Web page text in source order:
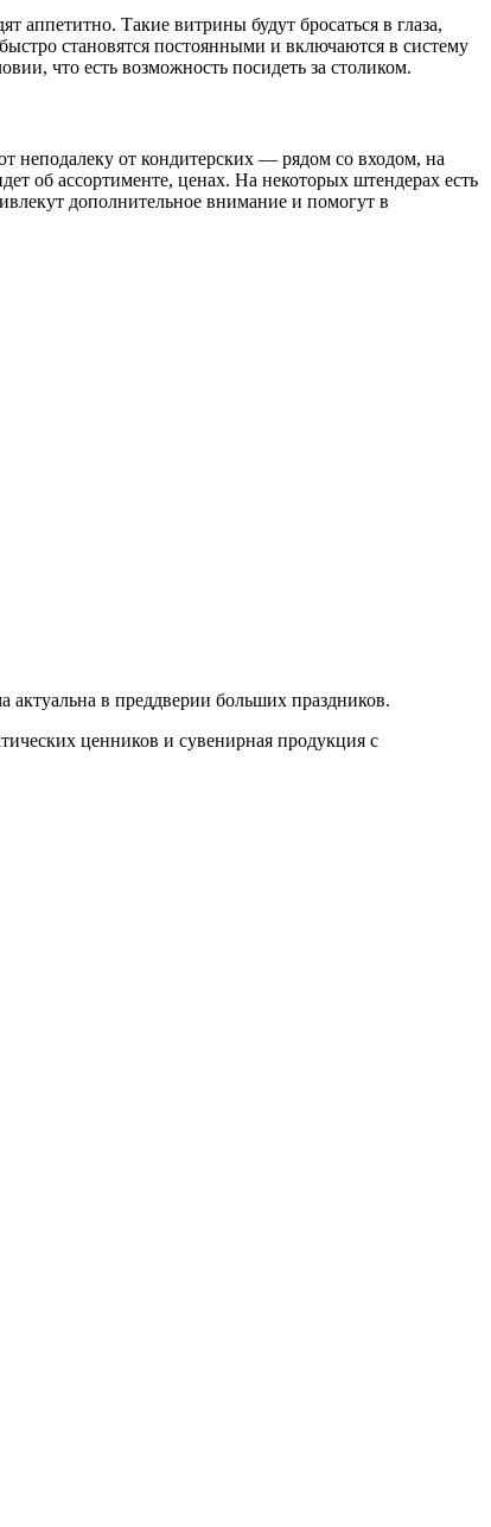
Такие витрины будут бросаться в глаза,
становятся постоянными и включаются в систему
что есть возможность посидеть за столиком.
неподалеку от кондитерских — рядом со входом, на
об ассортименте, ценах. На некоторых штендерах есть
дополнительное внимание и помогут в
в преддверии больших праздников.
ценников и сувенирная продукция с